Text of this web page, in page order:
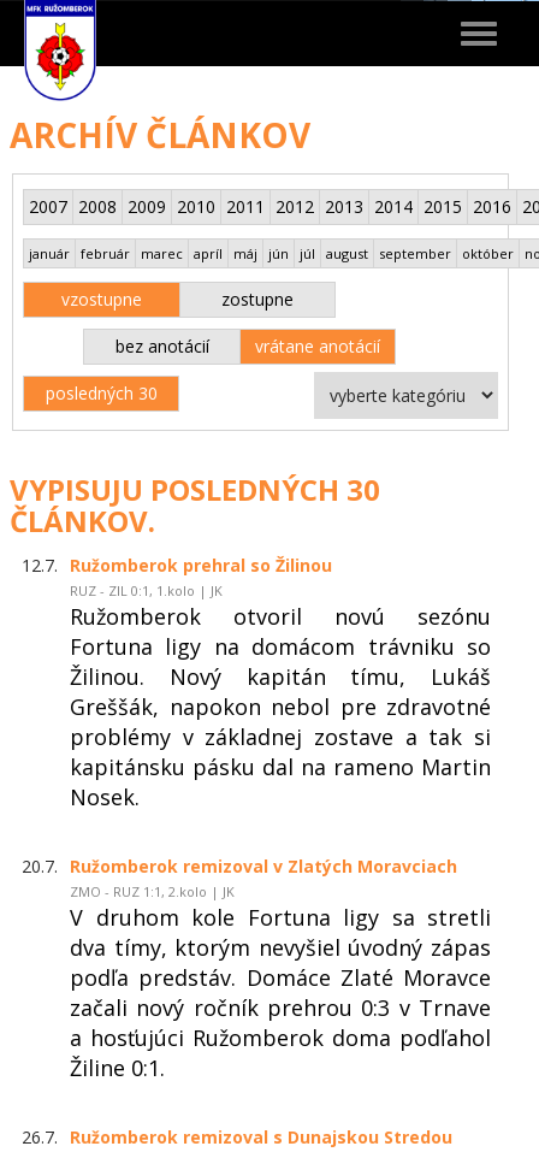
Toggle
ARCHÍV ČLÁNKOV
2007 2008 2009 2010 2011 2012 2013 2014 2015 2016
január február marec apríl máj jún júl august september október
vzostupne zostupne
bez anotácií vrátane anotácií
posledných 30
VYPISUJU POSLEDNÝCH 30
ČLÁNKOV.
12.7. Ružomberok prehral so Žilinou
RUZ - ZIL 0:1, 1.kolo | JK
Ružomberok otvoril novú sezónu
Fortuna ligy na domácom trávniku so
Žilinou. Nový kapitán tímu, Lukáš
Greššák, napokon nebol pre zdravotné
problémy v základnej zostave a tak si
kapitánsku pásku dal na rameno Martin
Nosek.
20.7. Ružomberok remizoval v Zlatých Moravciach
ZMO - RUZ 1:1, 2.kolo | JK
V druhom kole Fortuna ligy sa stretli
dva tímy, ktorým nevyšiel úvodný zápas
podľa predstáv. Domáce Zlaté Moravce
začali nový ročník prehrou 0:3 v Trnave
a hosťujúci Ružomberok doma podľahol
Žiline 0:1.
26.7. Ružomberok remizoval s Dunajskou Stredou